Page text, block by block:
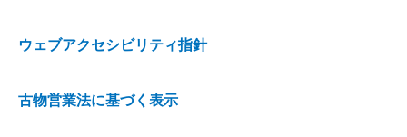
ウェブアクセシビリティ指針
古物営業法に基づく表示